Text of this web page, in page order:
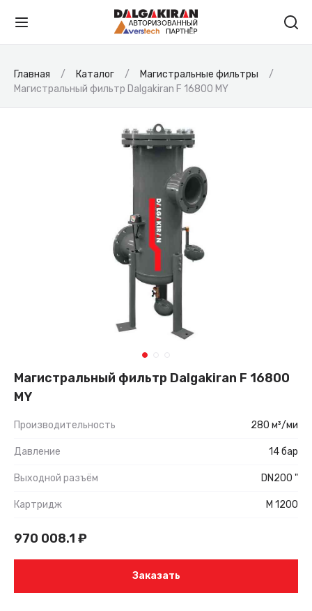
Главная Каталог
Магистральные фильтры
Магистральный фильтр Dalgakiran F 16800 MY
Магистральный фильтр Dalgakiran F 16800
MY
Производительность 280 м³/ми
Давление 14 бар
Выходной разъём DN200 "
Картридж M 1200
970 008.1 ₽
Заказать